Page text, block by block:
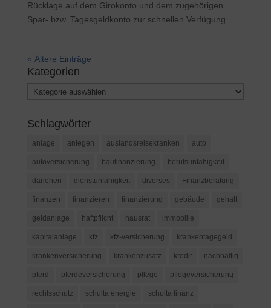
Rücklage auf dem Girokonto und dem zugehörigen
Spar- bzw. Tagesgeldkonto zur schnellen Verfügung...
« Ältere Einträge
Kategorien
Kategorien
Schlagwörter
anlage anlegen auslandsreisekranken auto
autoversicherung baufinanzierung berufsunfähigkeit
darlehen dienstunfähigkeit diverses Finanzberatung
finanzen finanzieren finanzierung gebäude gehalt
geldanlage haftpflicht hausrat immobilie
kapitalanlage kfz kfz-versicherung krankentagegeld
krankenversicherung krankenzusatz kredit nachhaltig
pferd pferdeversicherung pflege pflegeversicherung
rechtsschutz schulta energie schulta finanz